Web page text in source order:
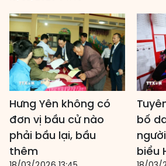
Hưng Yên không có
đơn vị bầu cử nào
phải bầu lại, bầu
thêm
bố
biểu